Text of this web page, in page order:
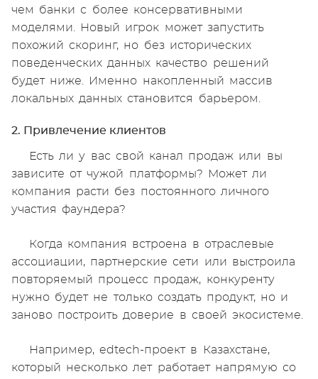
чем банки с более консервативными
моделями. Новый игрок может запустить
похожий скоринг, но без исторических
поведенческих данных качество решений
будет ниже. Именно накопленный массив
локальных данных становится барьером.
2. Привлечение клиентов
Есть ли у вас свой канал продаж или вы
зависите от чужой платформы? Может ли
компания расти без постоянного личного
участия фаундера?
Когда компания встроена в отраслевые
ассоциации, партнерские сети или выстроила
повторяемый процесс продаж, конкуренту
нужно будет не только создать продукт, но и
заново построить доверие в своей экосистеме.
Например, edtech-проект в Казахстане,
который несколько лет работает напрямую со